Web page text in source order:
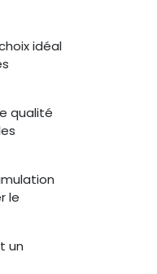
idéal
qualité
le
un